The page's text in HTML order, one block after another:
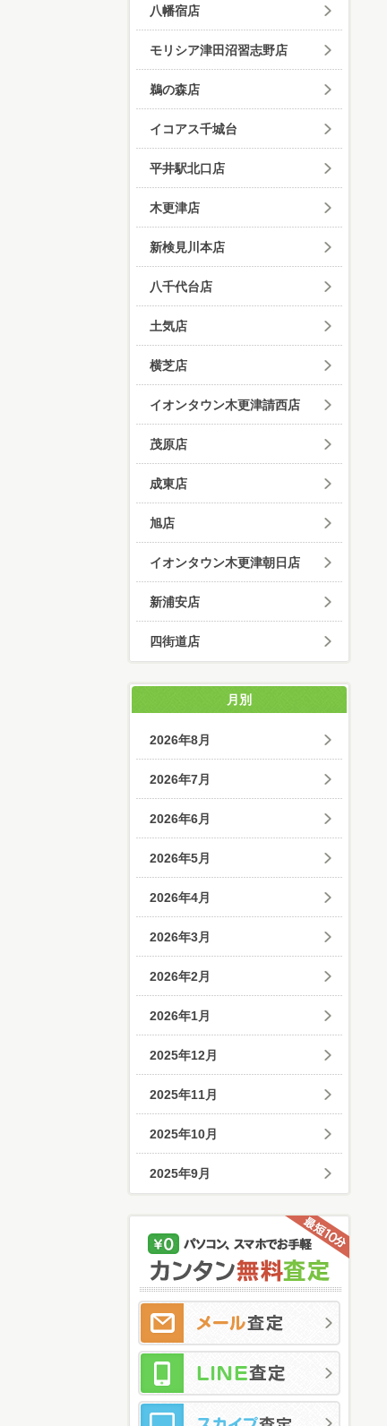
八幡宿店
モリシア津田沼習志野店
鵜の森店
イコアス千城台
平井駅北口店
木更津店
新検見川本店
八千代台店
土気店
横芝店
イオンタウン木更津請西店
茂原店
成東店
旭店
イオンタウン木更津朝日店
新浦安店
四街道店
月別
2026年8月
2026年7月
2026年6月
2026年5月
2026年4月
2026年3月
2026年2月
2026年1月
2025年12月
2025年11月
2025年10月
2025年9月